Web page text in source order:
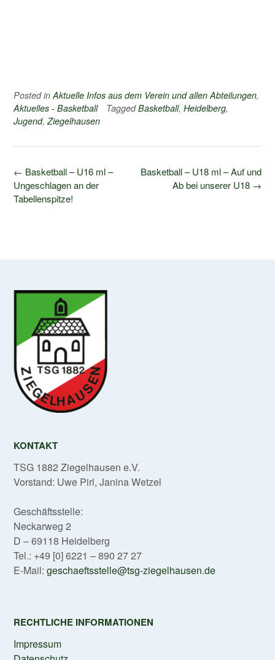
Posted inAktuelle Infos aus dem Verein und allen Abteilungen,
Aktuelles - Basketball
TaggedBasketball, Heidelberg,
Jugend,Ziegelhausen
Post
navigation
Basketball – U18 ml – Auf und
Ab bei unserer U18 →
← Basketball – U16 ml –
Ungeschlagen an der
Tabellenspitze!
KONTAKT
TSG 1882 Ziegelhausen e.V.
Vorstand: Uwe Pirl, Janina Wetzel
Geschäftsstelle:
Neckarweg 2
D – 69118 Heidelberg
Tel.: +49 [0] 6221 – 890 27 27
E-Mail: geschaeftsstelle@tsg-ziegelhausen.de
RECHTLICHE INFORMATIONEN
Impressum